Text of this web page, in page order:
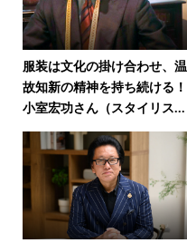
服装は文化の掛け合わせ、温
故知新の精神を持ち続ける！
小室宏功さん（スタイリス...